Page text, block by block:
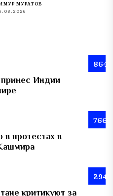
МУРАТОВ
864
Индии
766
протестах в
294
критикуют за